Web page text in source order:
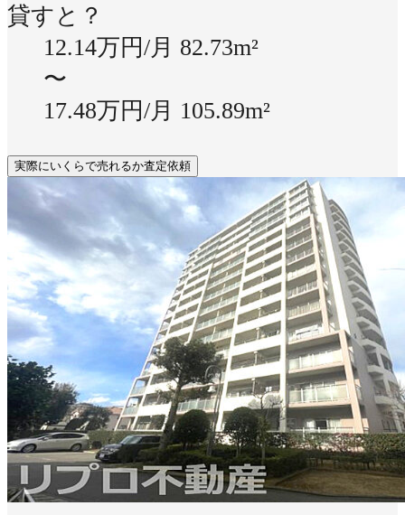
貸すと？
12.14万円/月 82.73m²
〜
17.48万円/月 105.89m²
実際にいくらで売れるか査定依頼